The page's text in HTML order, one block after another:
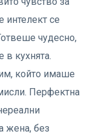
интелект се
чудесно,
в кухнята.
който имаше
Перфектна
жена, без